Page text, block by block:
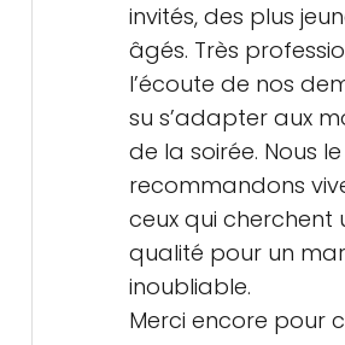
invités, des plus
âgés. Très
l’écoute de nos
su s’adapter aux
de la soirée. Nous le
recommandons
ceux qui cherchent
qualité pour un
inoubliable.
Merci encore pour